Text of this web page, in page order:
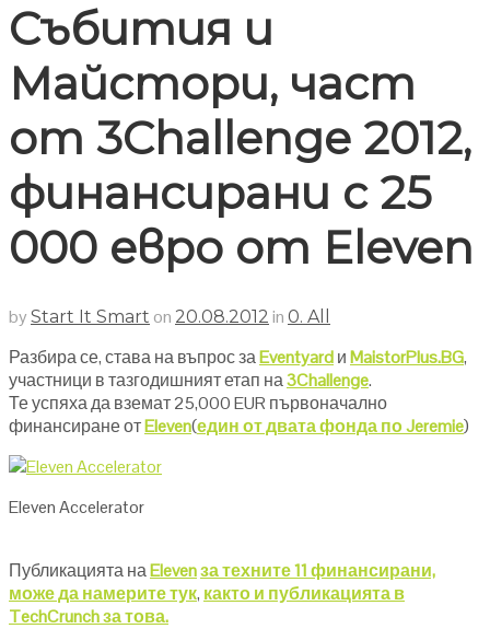
Събития и
Майстори, част
от 3Challenge 2012,
финансирани с 25
000 евро от Eleven
by Start It Smart on 20.08.2012 in 0. All
Разбира се, става на въпрос заEventyardиMaistorPlus.BG,
участници в тазгодишният етап на3Challenge.
Те успяха да вземат 25,000 EUR първоначално
финансиране отEleven(един от двата фонда по Jeremie)
Eleven Accelerator
Публикацията наElevenза техните 11 финансирани,
може да намерите тук, както и публикацията в
TechCrunch за това.